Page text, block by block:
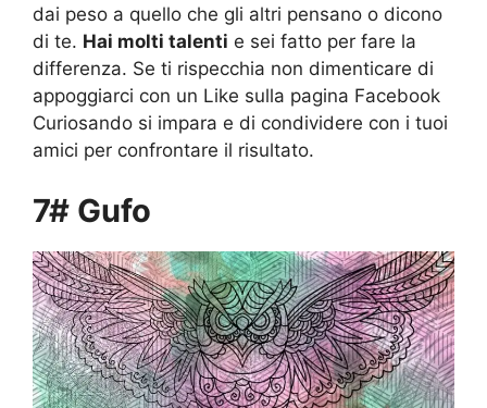
dai peso a quello che gli altri pensano o dicono
di te. Hai molti talenti e sei fatto per fare la
differenza. Se ti rispecchia non dimenticare di
appoggiarci con un Like sulla pagina Facebook
Curiosando si impara e di condividere con i tuoi
amici per confrontare il risultato.
7# Gufo